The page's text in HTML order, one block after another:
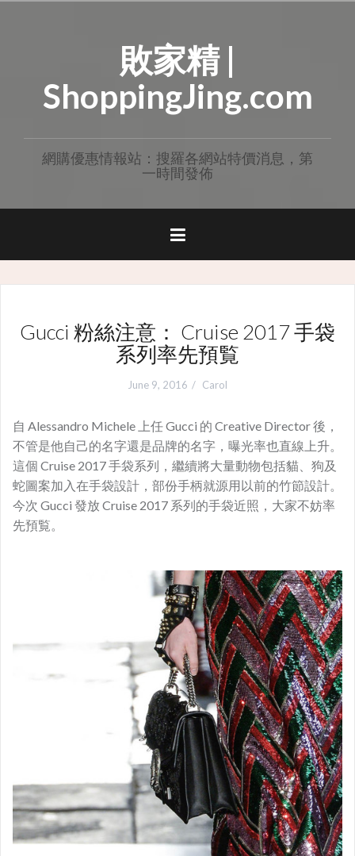
敗家精 |
ShoppingJing.com
網購優惠情報站：搜羅各網站特價消息，第
一時間發佈
Gucci 粉絲注意： Cruise 2017 手袋
系列率先預覧
June 9, 2016 Carol
自 Alessandro Michele 上任 Gucci 的 Creative Director 後，
不管是他自己的名字還是品牌的名字，曝光率也直線上升。
這個 Cruise 2017 手袋系列，繼續將大量動物包括貓、狗及
蛇圖案加入在手袋設計，部份手柄就源用以前的竹節設計。
今次 Gucci 發放 Cruise 2017 系列的手袋近照，大家不妨率
先預覧。